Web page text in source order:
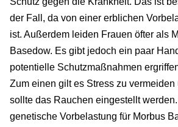
der Fall, da von einer erblichen
ist. Außerdem leiden Frauen öfter als
Basedow. Es gibt jedoch ein paar
potentielle Schutzmaßnahmen
Zum einen gilt es Stress zu vermeiden
sollte das Rauchen eingestellt
genetische Vorbelastung für Morbus